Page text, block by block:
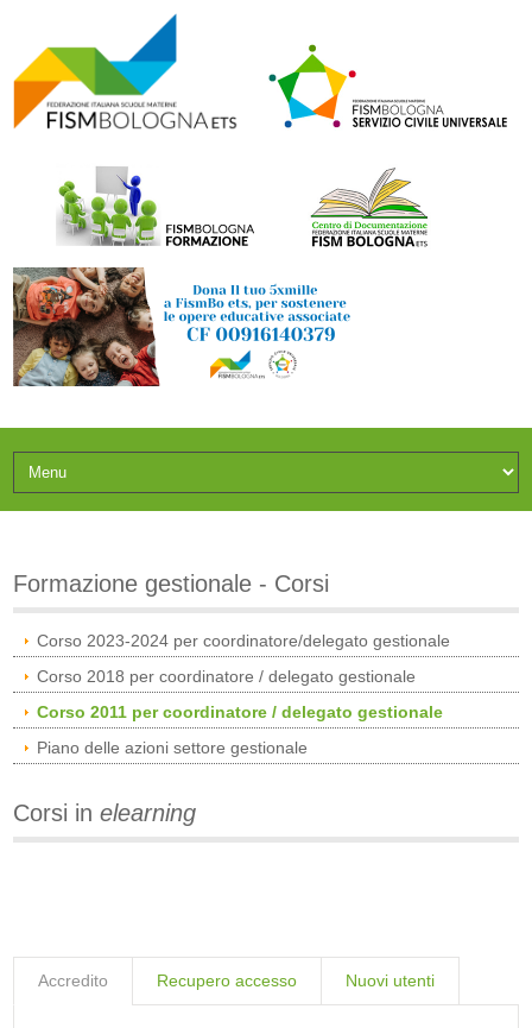
Formazione gestionale - Corsi
Corso 2023-2024 per coordinatore/delegato gestionale
Corso 2018 per coordinatore / delegato gestionale
Corso 2011 per coordinatore / delegato gestionale
Piano delle azioni settore gestionale
Corsi inelearning
Accredito Recupero accesso Nuovi utenti